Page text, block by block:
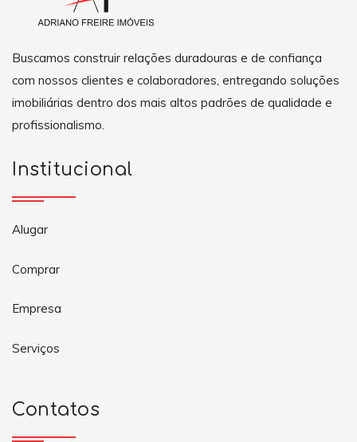
Buscamos construir relações duradouras e de confiança
com nossos clientes e colaboradores, entregando soluções
imobiliárias dentro dos mais altos padrões de qualidade e
profissionalismo.
Institucional
Alugar
Comprar
Empresa
Serviços
Contatos